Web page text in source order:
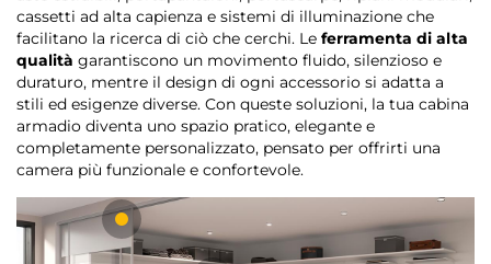
cassetti ad alta capienza e sistemi di illuminazione che
facilitano la ricerca di ciò che cerchi. Le ferramenta di alta
qualità garantiscono un movimento fluido, silenzioso e
duraturo, mentre il design di ogni accessorio si adatta a
stili ed esigenze diverse. Con queste soluzioni, la tua cabina
armadio diventa uno spazio pratico, elegante e
completamente personalizzato, pensato per offrirti una
camera più funzionale e confortevole.